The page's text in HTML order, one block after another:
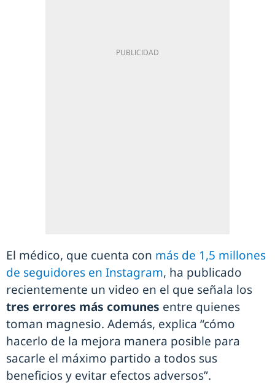
El médico, que cuenta con más de 1,5 millones
de seguidores en Instagram, ha publicado
recientemente un video en el que señala los
tres errores más comunes entre quienes
toman magnesio. Además, explica “cómo
hacerlo de la mejora manera posible para
sacarle el máximo partido a todos sus
beneficios y evitar efectos adversos”.